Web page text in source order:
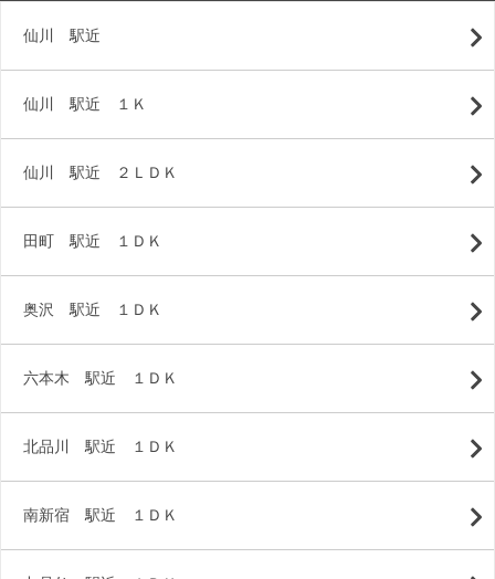
仙川 駅近
仙川 駅近 １Ｋ
仙川 駅近 ２ＬＤＫ
田町 駅近 １ＤＫ
奥沢 駅近 １ＤＫ
六本木 駅近 １ＤＫ
北品川 駅近 １ＤＫ
南新宿 駅近 １ＤＫ